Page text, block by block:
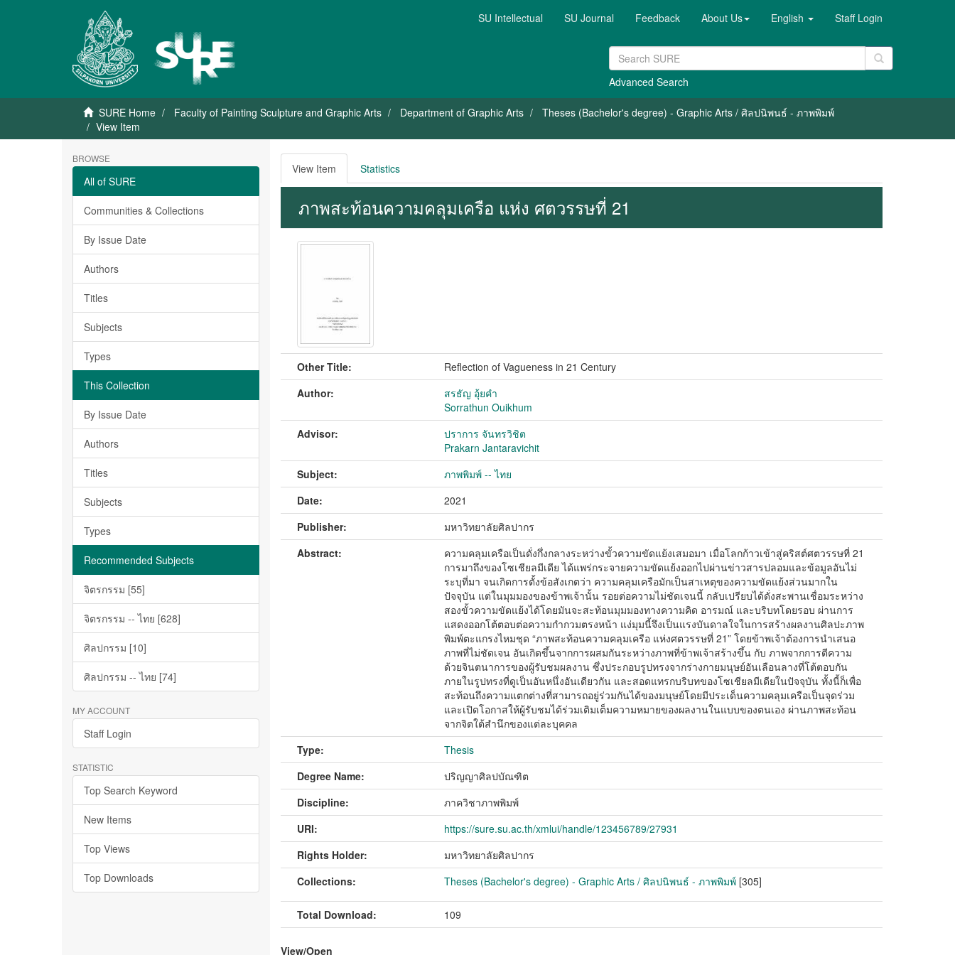
SU Intellectual SU Journal Feedback About Us English Staff Login
Advanced Search
SURE Home Faculty of Painting Sculpture and Graphic Arts Department of Graphic Arts
Theses (Bachelor's degree) - Graphic Arts / ศิลปนิพนธ์ - ภาพพิมพ์
View Item
BROWSE
All of SURE
Communities & Collections
By Issue Date
Authors
Titles
Subjects
Types
This Collection
By Issue Date
Authors
Titles
Subjects
Types
Recommended Subjects
จิตรกรรม [55]
จิตรกรรม -- ไทย [628]
ศิลปกรรม [10]
ศิลปกรรม -- ไทย [74]
MY ACCOUNT
Staff Login
STATISTIC
Top Search Keyword
New Items
Top Views
Top Downloads
View Item Statistics
ภาพสะท้อนความคลุมเครือ แห่ง ศตวรรษที่ 21
Other Title:
Reflection of Vagueness in 21 Century
Author:
สรธัญ อุ้ยคำ
Sorrathun Ouikhum
Advisor:
ปราการ จันทรวิชิต
Prakarn Jantaravichit
Subject:
ภาพพิมพ์ -- ไทย
Date:
2021
Publisher:
มหาวิทยาลัยศิลปากร
Abstract:
ความคลุมเครือเป็นดั่งกึ่งกลางระหว่างขั้วความขัดแย้งเสมอมา เมื่อโลกก้าวเข้าสู่คริสต์ศตวรรษที่ 21
การมาถึงของโซเชียลมีเดีย ได้แพร่กระจายความขัดแย้งออกไปผ่านข่าวสารปลอมและข้อมูลอันไม่
ระบุที่มา จนเกิดการตั้งข้อสังเกตว่า ความคลุมเครือมักเป็นสาเหตุของความขัดแย้งส่วนมากใน
ปัจจุบัน แต่ในมุมมองของข้าพเจ้านั้น รอยต่อความไม่ชัดเจนนี้ กลับเปรียบได้ดั่งสะพานเชื่อมระหว่าง
สองขั้วความขัดแย้งได้โดยมันจะสะท้อนมุมมองทางความคิด อารมณ์ และบริบทโดยรอบ ผ่านการ
แสดงออกโต้ตอบต่อความกำกวมตรงหน้า แง่มุมนี้จึงเป็นแรงบันดาลใจในการสร้างผลงานศิลปะภาพ
พิมพ์ตะแกรงไหมชุด “ภาพสะท้อนความคลุมเครือ แห่งศตวรรษที่ 21” โดยข้าพเจ้าต้องการนำเสนอ
ภาพที่ไม่ชัดเจน อันเกิดขึ้นจากการผสมกันระหว่างภาพที่ข้าพเจ้าสร้างขึ้น กับ ภาพจากการตีความ
ด้วยจินตนาการของผู้รับชมผลงาน ซึ่งประกอบรูปทรงจากร่างกายมนุษย์อันเลือนลางที่โต้ตอบกัน
ภายในรูปทรงที่ดูเป็นอันหนึ่งอันเดียวกัน และสอดแทรกบริบทของโซเชียลมีเดียในปัจจุบัน ทั้งนี้ก็เพื่อ
สะท้อนถึงความแตกต่างที่สามารถอยู่ร่วมกันได้ของมนุษย์โดยมีประเด็นความคลุมเครือเป็นจุดร่วม
และเปิดโอกาสให้ผู้รับชมได้ร่วมเติมเต็มความหมายของผลงานในแบบของตนเอง ผ่านภาพสะท้อน
จากจิตใต้สำนึกของแต่ละบุคคล
Type:
Thesis
Degree Name:
ปริญญาศิลปบัณฑิต
Discipline:
ภาควิชาภาพพิมพ์
URI:
https://sure.su.ac.th/xmlui/handle/123456789/27931
Rights Holder:
มหาวิทยาลัยศิลปากร
Collections:
Theses (Bachelor's degree) - Graphic Arts / ศิลปนิพนธ์ - ภาพพิมพ์ [305]
Total Download: 109
View/Open